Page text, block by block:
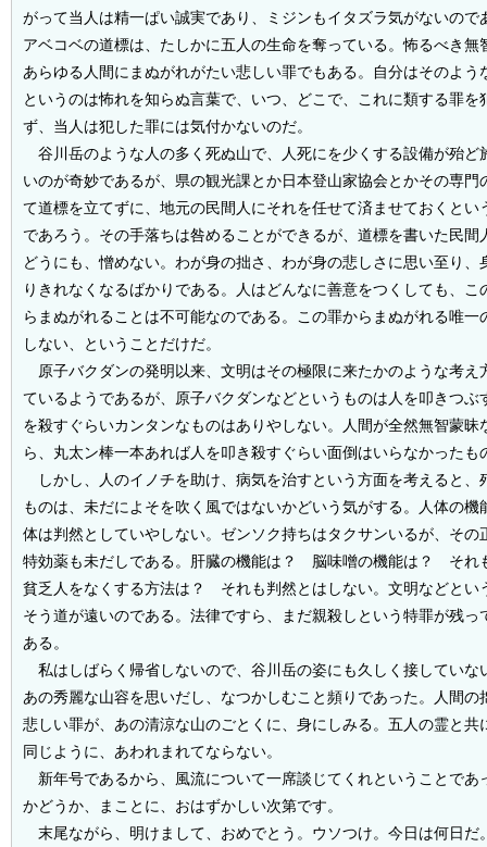
がって当人は精一ぱい誠実であり、ミジンもイタズラ気がないので
アベコベの道標は、たしかに五人の生命を奪っている。怖るべき無
あらゆる人間にまぬがれがたい悲しい罪でもある。自分はそのよう
というのは怖れを知らぬ言葉で、いつ、どこで、これに類する罪を
ず、当人は犯した罪には気付かないのだ。
谷川岳のような人の多く死ぬ山で、人死にを少くする設備が殆ど
いのが奇妙であるが、県の観光課とか日本登山家協会とかその専門
て道標を立てずに、地元の民間人にそれを任せて済ませておくとい
であろう。その手落ちは咎めることができるが、道標を書いた民間
どうにも、憎めない。わが身の拙さ、わが身の悲しさに思い至り、
りきれなくなるばかりである。人はどんなに善意をつくしても、こ
らまぬがれることは不可能なのである。この罪からまぬがれる唯一
しない、ということだけだ。
原子バクダンの発明以来、文明はその極限に来たかのような考え
ているようであるが、原子バクダンなどというものは人を叩きつぶ
を殺すぐらいカンタンなものはありやしない。人間が全然無智蒙昧
ら、丸太ン棒一本あれば人を叩き殺すぐらい面倒はいらなかったも
しかし、人のイノチを助け、病気を治すという方面を考えると、
ものは、未だによそを吹く風ではないかどいう気がする。人体の機
体は判然としていやしない。ゼンソク持ちはタクサンいるが、その
特効薬も未だしである。肝臓の機能は？ 脳味噌の機能は？ それ
貧乏人をなくする方法は？ それも判然とはしない。文明などとい
そう道が遠いのである。法律ですら、まだ親殺しという特罪が残っ
ある。
私はしばらく帰省しないので、谷川岳の姿にも久しく接していな
あの秀麗な山容を思いだし、なつかしむこと頻りであった。人間の
悲しい罪が、あの清涼な山のごとくに、身にしみる。五人の霊と共
同じように、あわれまれてならない。
新年号であるから、風流について一席談じてくれということであ
かどうか、まことに、おはずかしい次第です。
末尾ながら、明けまして、おめでとう。ウソつけ。今日は何日だ